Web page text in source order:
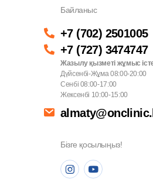
Байланыс
+7 (702) 2501005
+7 (727) 3474747
Жазылу қызметі жұмыс
Дүйсенбі-Жұма 08:00-20:00
Сенбі 08:00-17:00
Жексенбі 10:00-15:00
Бізге қосылыңыз!